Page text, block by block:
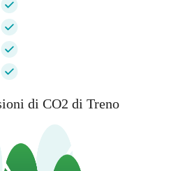
di CO2 di Treno